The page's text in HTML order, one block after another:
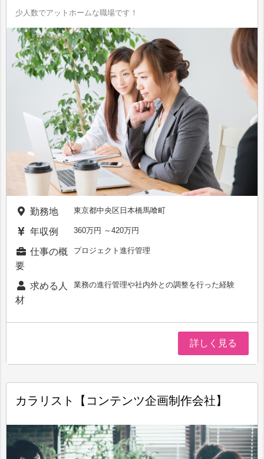
少人数でアットホームな職場です！
勤務地 東京都中央区日本橋馬喰町
年収例 360万円 ～420万円
仕事の概
要
プロジェクト進行管理
求める人
材
業務の進行管理や社内外との調整を行った経験
詳しく見る
カラリスト【コンテンツ企画制作会社】